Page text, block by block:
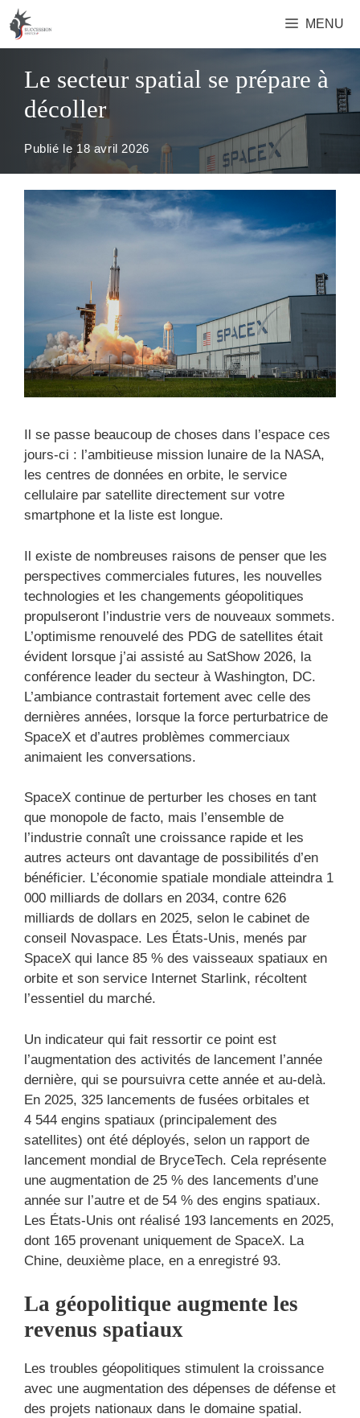
Aller
au
contenu
MENU
Le secteur spatial se prépare à
décoller
Publié le 18 avril 2026
Il se passe beaucoup de choses dans l’espace ces
jours-ci : l’ambitieuse mission lunaire de la NASA,
les centres de données en orbite, le service
cellulaire par satellite directement sur votre
smartphone et la liste est longue.
Il existe de nombreuses raisons de penser que les
perspectives commerciales futures, les nouvelles
technologies et les changements géopolitiques
propulseront l’industrie vers de nouveaux sommets.
L’optimisme renouvelé des PDG de satellites était
évident lorsque j’ai assisté au SatShow 2026, la
conférence leader du secteur à Washington, DC.
L’ambiance contrastait fortement avec celle des
dernières années, lorsque la force perturbatrice de
SpaceX et d’autres problèmes commerciaux
animaient les conversations.
SpaceX continue de perturber les choses en tant
que monopole de facto, mais l’ensemble de
l’industrie connaît une croissance rapide et les
autres acteurs ont davantage de possibilités d’en
bénéficier. L’économie spatiale mondiale atteindra 1
000 milliards de dollars en 2034, contre 626
milliards de dollars en 2025, selon le cabinet de
conseil Novaspace. Les États-Unis, menés par
SpaceX qui lance 85 % des vaisseaux spatiaux en
orbite et son service Internet Starlink, récoltent
l’essentiel du marché.
Un indicateur qui fait ressortir ce point est
l’augmentation des activités de lancement l’année
dernière, qui se poursuivra cette année et au-delà.
En 2025, 325 lancements de fusées orbitales et
4 544 engins spatiaux (principalement des
satellites) ont été déployés, selon un rapport de
lancement mondial de BryceTech. Cela représente
une augmentation de 25 % des lancements d’une
année sur l’autre et de 54 % des engins spatiaux.
Les États-Unis ont réalisé 193 lancements en 2025,
dont 165 provenant uniquement de SpaceX. La
Chine, deuxième place, en a enregistré 93.
La géopolitique augmente les
revenus spatiaux
Les troubles géopolitiques stimulent la croissance
avec une augmentation des dépenses de défense et
des projets nationaux dans le domaine spatial.